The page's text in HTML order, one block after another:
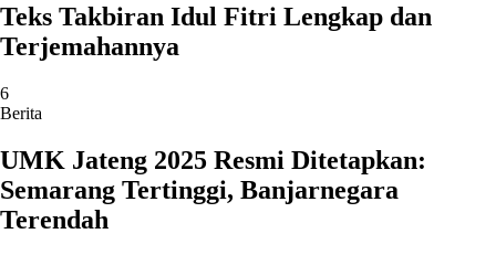
Teks Takbiran Idul Fitri Lengkap dan
Terjemahannya
6
Berita
UMK Jateng 2025 Resmi Ditetapkan:
Semarang Tertinggi, Banjarnegara
Terendah